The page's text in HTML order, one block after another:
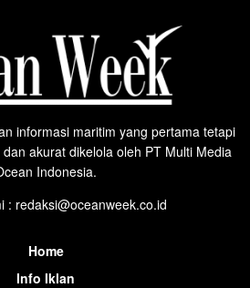
informasi maritim yang pertama tetapi
akurat dikelola oleh PT Multi Media
Indonesia.
: redaksi@oceanweek.co.id
Home
Info Iklan